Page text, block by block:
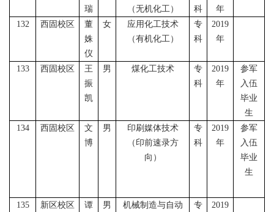
瑞
（无机化工）
科
年
132
西固校区
董
姝
仪
女
应用化工技术
（有机化工）
专
科
2019
年
133 西固校区
王
振
凯
男 煤化工技术
专
科
2019
年
参军
入伍
毕业
生
134
西固校区
文
博
男
印刷媒体技术
（印前速录方
向）
专
科
2019
年
参军
入伍
毕业
生
135 新区校区
谭
男
机械制造与自动
专
2019